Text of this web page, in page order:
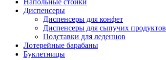
Напольные стойки
Диспенсеры
Диспенсеры для конфет
Диспенсеры для сыпучих продуктов
Подставки для леденцов
Лотерейные барабаны
Буклетницы